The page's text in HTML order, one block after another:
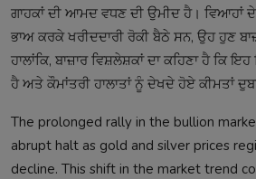
ਗਾਹਕਾਂ ਦੀ ਆਮਦ ਵਧਣ ਦੀ ਉਮੀਦ ਹੈ। ਵਿਆਹਾਂ
ਭਾਅ ਕਰਕੇ ਖਰੀਦਦਾਰੀ ਰੋਕੀ ਬੈਠੇ ਸਨ, ਉਹ ਹੁਣ
ਹਾਲਾਂਕਿ, ਬਾਜ਼ਾਰ ਵਿਸ਼ਲੇਸ਼ਕਾਂ ਦਾ ਕਹਿਣਾ ਹੈ ਕਿ
ਹੈ ਅਤੇ ਕੌਮਾਂਤਰੀ ਹਾਲਾਤਾਂ ਨੂੰ ਦੇਖਦੇ ਹੋਏ ਕੀਮਤਾਂ
The prolonged rally in the bullion
abrupt halt as gold and silver prices
decline. This shift in the market trend